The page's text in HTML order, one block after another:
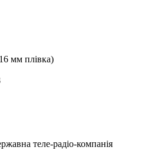
мм плівка)
теле-радіо-компанія